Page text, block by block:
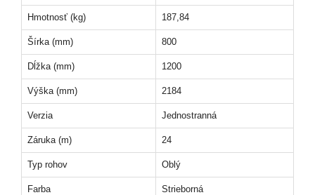
Hmotnosť (kg) 187,84
Šírka (mm) 800
Dĺžka (mm) 1200
Výška (mm) 2184
Verzia Jednostranná
Záruka (m) 24
Typ rohov Oblý
Farba Strieborná